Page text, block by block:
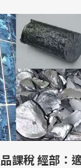
課稅 經部：